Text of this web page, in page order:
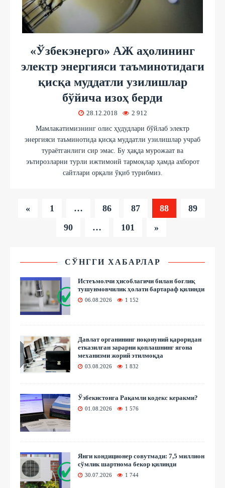
«Ўзбекэнерго» АЖ аҳолининг
электр энергияси таъминотидаги
қисқа муддатли узилишлар
бўйича изоҳ берди
28.12.2018 2 912
Мамлакатимизнинг олис ҳудудлари бўйлаб электр
энергияси таъминотида қисқа муддатли узилишлар учраб
тураётганлиги сир эмас. Бу ҳақда мурожаат ва
эътирозларни турли ижтимоий тармоқлар ҳамда ахборот
сайтлари орқали ўқиб турибмиз.
« 1 … 86 87 88
89
90
… 101 »
СЎНГГИ ХАБАРЛАР
Истеъмолчи ҳисоблагичи билан боғлиқ
тушунмовчилик ҳолати бартараф қилинди
06.08.2026 1 152
Давлат органининг ноқонуний қароридан
етказилган зарарни қоплашнинг ягона
механизми жорий этилмоқда
03.08.2026 1 832
Ўзбекистонга Рақамли кодекс керакми?
01.08.2026 1 576
Янги кондиционер совутмади: 7,5 миллион
сўмлик шартнома бекор қилинди
30.07.2026 1 744